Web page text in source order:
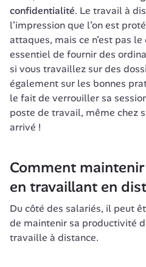
confidentialité. Le travail à
l’impression que l’on est
attaques, mais ce n’est pas
essentiel de fournir des
si vous travaillez sur des
également sur les bonnes
le fait de verrouiller sa
poste de travail, même chez
arrivé !
Comment
en travaillant en
Du côté des salariés, il peut
de maintenir sa productivité
travaille à distance.